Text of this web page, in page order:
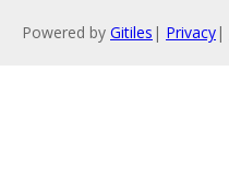
Powered by Gitiles | Privacy|